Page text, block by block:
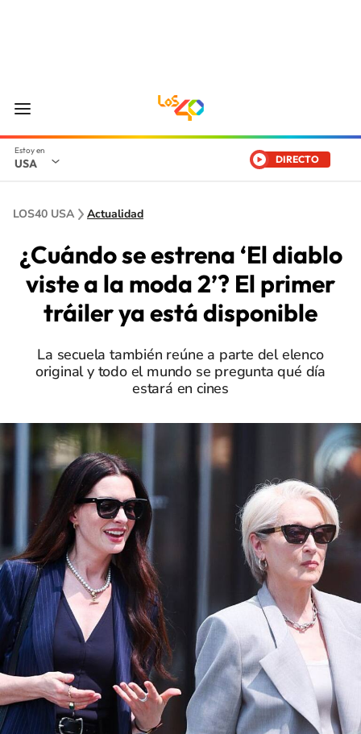
USA DIRECTO
LOS40 USA Actualidad
¿Cuándo se estrena ‘El diablo
viste a la moda 2’? El primer
tráiler ya está disponible
La secuela también reúne a parte del elenco
original y todo el mundo se pregunta qué día
estará en cines